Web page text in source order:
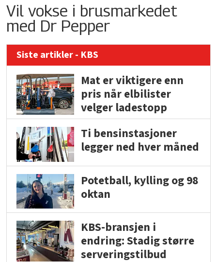
Vil vokse i brusmarkedet
med Dr Pepper
Siste artikler - KBS
Mat er viktigere enn
pris når elbilister
velger ladestopp
Ti bensinstasjoner
legger ned hver måned
Potetball, kylling og 98
oktan
KBS-bransjen i
endring: Stadig større
serveringstilbud